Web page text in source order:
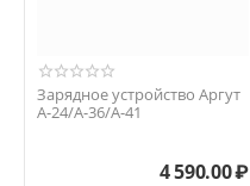
Зарядное устройство Аргут
А-24/А-36/А-41
4 590.00₽